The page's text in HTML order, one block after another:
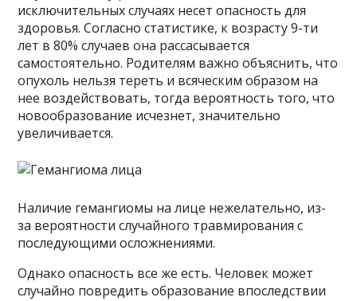
исключительных случаях несет опасность для
здоровья. Согласно статистике, к возрасту 9-ти
лет в 80% случаев она рассасывается
самостоятельно. Родителям важно объяснить, что
опухоль нельзя тереть и всяческим образом на
нее воздействовать, тогда вероятность того, что
новообразование исчезнет, значительно
увеличивается.
Наличие гемангиомы на лице нежелательно, из-
за вероятности случайного травмирования с
последующими осложнениями.
Однако опасность все же есть. Человек может
случайно повредить образование впоследствии